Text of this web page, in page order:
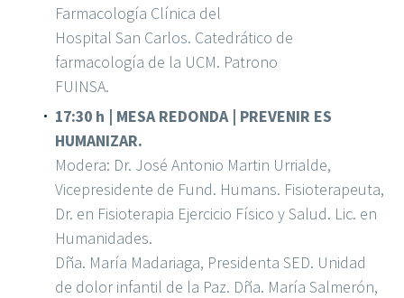
Farmacología Clínica del
Hospital San Carlos. Catedrático de
farmacología de la UCM. Patrono
FUINSA.
17:30 h | MESA REDONDA | PREVENIR ES
HUMANIZAR.
Modera: Dr. José Antonio Martin Urrialde,
Vicepresidente de Fund. Humans. Fisioterapeuta,
Dr. en Fisioterapia Ejercicio Físico y Salud. Lic. en
Humanidades.
Dña. María Madariaga, Presidenta SED. Unidad
de dolor infantil de la Paz. Dña. María Salmerón,